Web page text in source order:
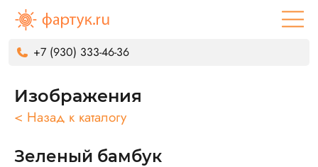
+7 (930) 333-46-36
Изображения
< Назад к каталогу
Зеленый бамбук